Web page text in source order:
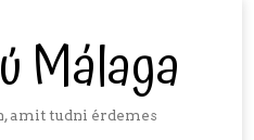
Málaga
amit tudni érdemes